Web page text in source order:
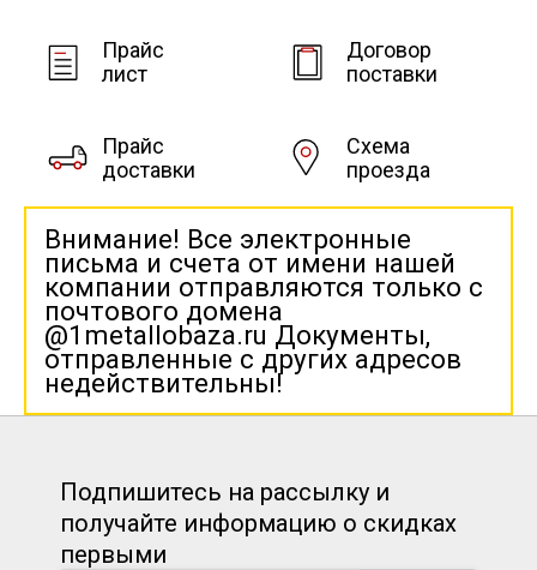
Прайс
лист
Договор
поставки
Прайс
доставки
Схема
проезда
Внимание! Все электронные
письма и счета от имени нашей
компании отправляются только с
почтового домена
@1metallobaza.ru Документы,
отправленные с других адресов
недействительны!
Подпишитесь на рассылку и
получайте информацию о скидках
первыми